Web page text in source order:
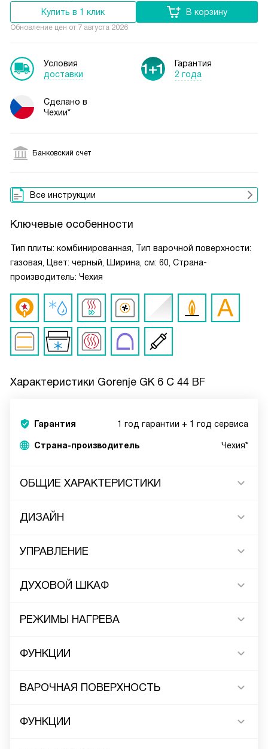
Купить в 1 клик В корзину
Обновление цен от 7 августа 2026
Условия
доставки
Гарантия
2 года
Сделано в
Чехии*
Банковский счет
Все инструкции
Ключевые особенности
Тип плиты: комбинированная, Тип варочной поверхности:
газовая, Цвет: черный, Ширина, см: 60, Страна-
производитель: Чехия
Характеристики Gorenje GK 6 C 44 BF
Гарантия 1 год гарантии + 1 год сервиса
Страна-производитель Чехия*
ОБЩИЕ ХАРАКТЕРИСТИКИ
ДИЗАЙН
УПРАВЛЕНИЕ
ДУХОВОЙ ШКАФ
РЕЖИМЫ НАГРЕВА
ФУНКЦИИ
ВАРОЧНАЯ ПОВЕРХНОСТЬ
ФУНКЦИИ